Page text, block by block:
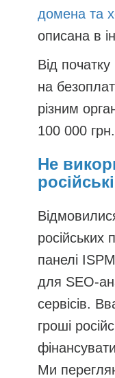
домена та
описана в
Від
на
різним
100 000 грн.
Не
російських
панелі
для SEO-
сервісів.
гроші
Ми